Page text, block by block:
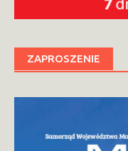
ZAPROSZENIE